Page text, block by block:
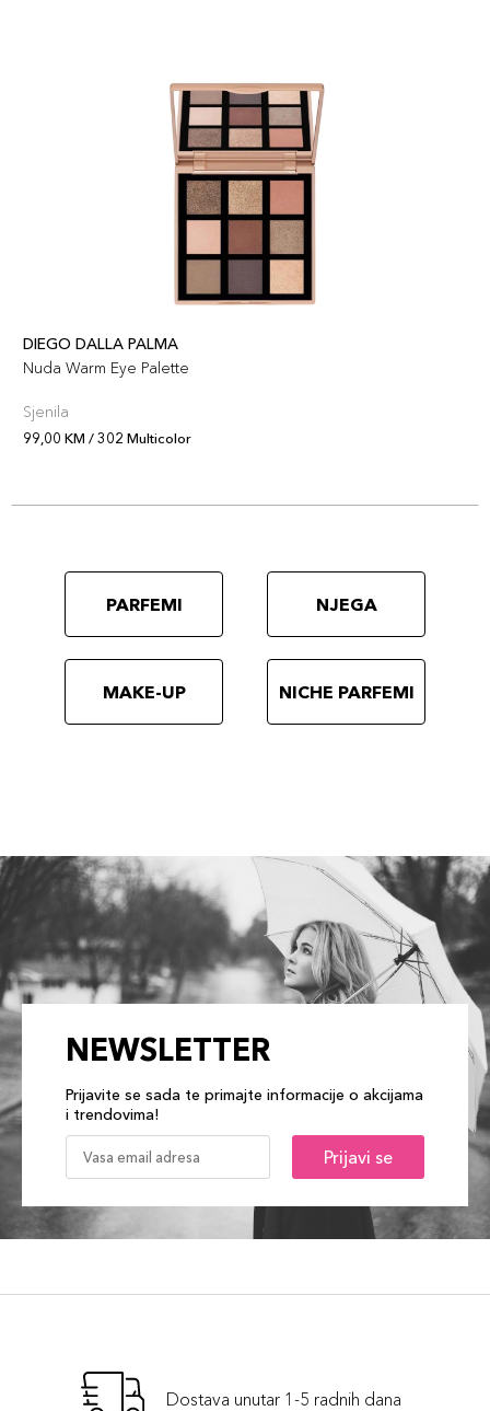
DIEGO DALLA PALMA
Nuda Warm Eye Palette
Sjenila
99,00 KM / 302 Multicolor
PARFEMI NJEGA
MAKE-UP NICHE PARFEMI
NEWSLETTER
Prijavite se sada te primajte informacije o akcijama
i trendovima!
Prijavi se
Dostava unutar 1-5 radnih dana